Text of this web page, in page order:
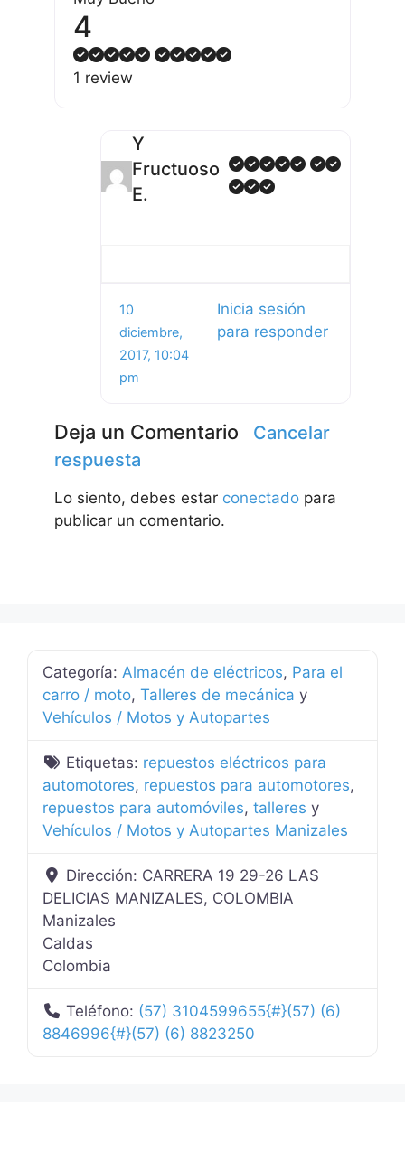
4
1 review
Y
Fructuoso
E.
10
diciembre,
2017, 10:04
pm
Inicia sesión
para responder
Deja un Comentario
Cancelar
respuesta
Lo siento, debes estar conectado para
publicar un comentario.
Categoría: Almacén de eléctricos, Para el
carro / moto, Talleres de mecánica y
Vehículos / Motos y Autopartes
Etiquetas: repuestos eléctricos para
automotores, repuestos para automotores,
repuestos para automóviles, talleres y
Vehículos / Motos y Autopartes Manizales
Dirección: CARRERA 19 29-26 LAS
DELICIAS MANIZALES, COLOMBIA
Manizales
Caldas
Colombia
Teléfono: (57) 3104599655{#}(57) (6)
8846996{#}(57) (6) 8823250